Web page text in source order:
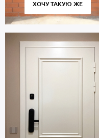
ХОЧУ ТАКУЮ ЖЕ